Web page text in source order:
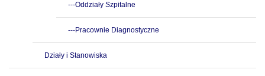
---Oddziały Szpitalne
---Pracownie Diagnostyczne
Działy i Stanowiska